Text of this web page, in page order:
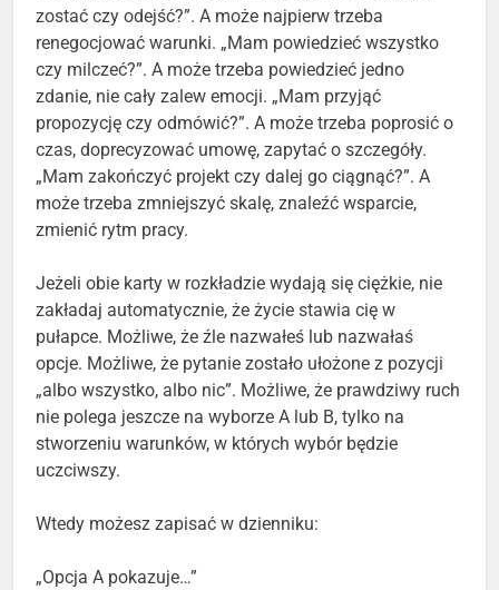
zostać czy odejść?”. A może najpierw trzeba
renegocjować warunki. „Mam powiedzieć wszystko
czy milczeć?”. A może trzeba powiedzieć jedno
zdanie, nie cały zalew emocji. „Mam przyjąć
propozycję czy odmówić?”. A może trzeba poprosić o
czas, doprecyzować umowę, zapytać o szczegóły.
„Mam zakończyć projekt czy dalej go ciągnąć?”. A
może trzeba zmniejszyć skalę, znaleźć wsparcie,
zmienić rytm pracy.
Jeżeli obie karty w rozkładzie wydają się ciężkie, nie
zakładaj automatycznie, że życie stawia cię w
pułapce. Możliwe, że źle nazwałeś lub nazwałaś
opcje. Możliwe, że pytanie zostało ułożone z pozycji
„albo wszystko, albo nic”. Możliwe, że prawdziwy ruch
nie polega jeszcze na wyborze A lub B, tylko na
stworzeniu warunków, w których wybór będzie
uczciwszy.
Wtedy możesz zapisać w dzienniku:
„Opcja A pokazuje…”